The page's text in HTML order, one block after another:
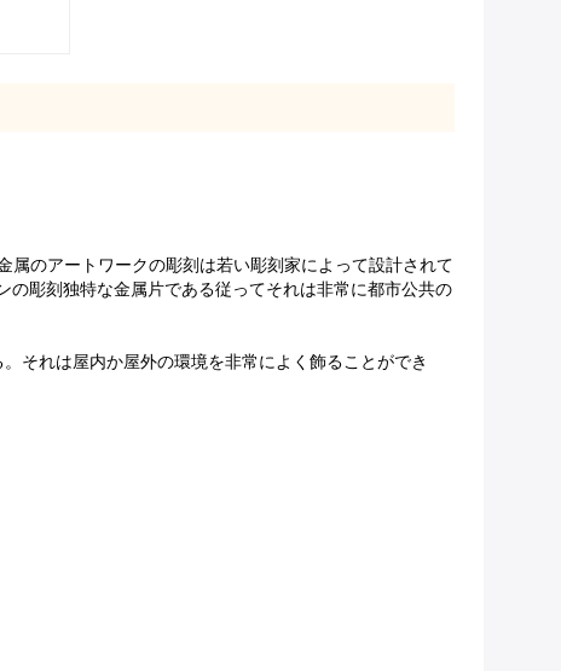
属のアートワークの彫刻は若い彫刻家によって設計されて
彫刻独特な金属片である従ってそれは非常に都市公共の
それは屋内か屋外の環境を非常によく飾ることができ